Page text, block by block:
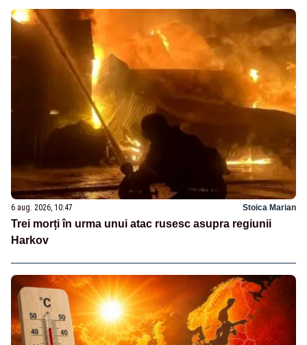
6 aug. 2026, 10:47 Stoica Marian
Trei morți în urma unui atac rusesc asupra regiunii
Harkov